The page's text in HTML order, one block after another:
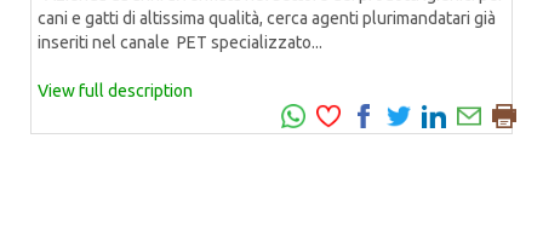
cani e gatti di altissima qualità, cerca agenti plurimandatari già
inseriti nel canale PET specializzato...
View full description